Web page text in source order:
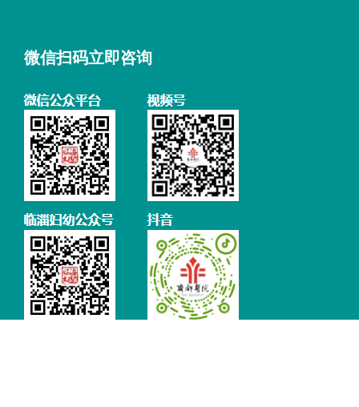
微信扫码立即咨询